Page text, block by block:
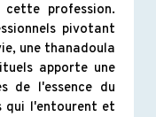
profession.
pivotant
une thanadoula
apporte une
de l'essence du
qui l'entourent et